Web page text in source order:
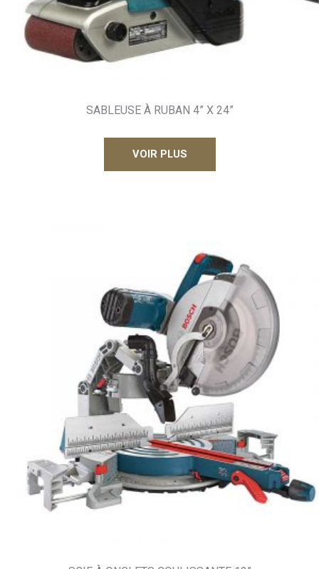
SABLEUSE À RUBAN 4” X 24”
VOIR PLUS